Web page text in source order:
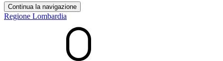
Continua la navigazione
Regione Lombardia